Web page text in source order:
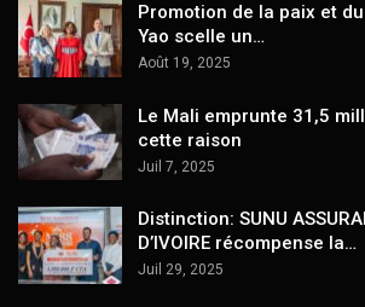
Promotion de la paix et
Yao scelle un…
Août 19, 2025
Le Mali emprunte 31,5
cette raison
Juil 7, 2025
Distinction: SUNU
D’IVOIRE récompense la…
Juil 29, 2025